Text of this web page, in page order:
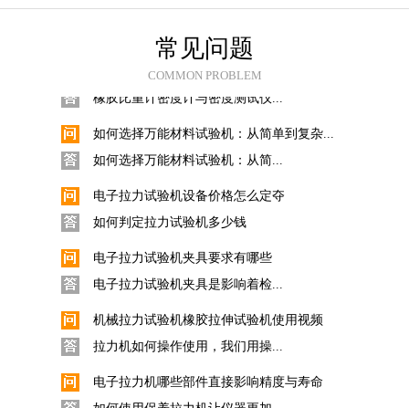
常见问题
COMMON PROBLEM
橡胶比重计密度计与密度测试仪操作使用...